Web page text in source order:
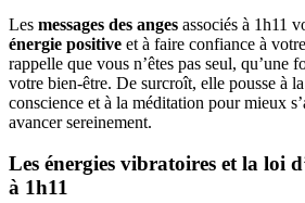
Les messages des anges associés à 1h11
énergie positive et à faire confiance à
rappelle que vous n’êtes pas seul, qu’une
votre bien-être. De surcroît, elle pousse à
conscience et à la méditation pour mieux
avancer sereinement.
Les énergies vibratoires et la loi
à 1h11